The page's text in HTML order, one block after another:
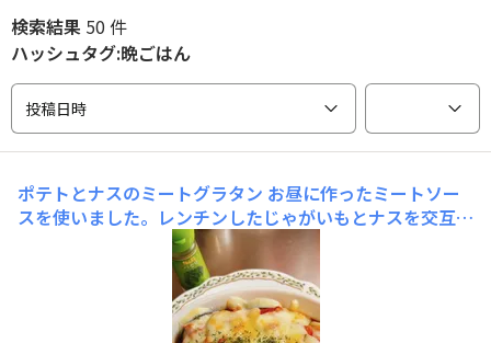
検索結果 50 件
ハッシュタグ:晩ごはん
投稿日時
ポテトとナスのミートグラタン お昼に作ったミートソー
スを使いました。レンチンしたじゃがいもとナスを交互に
グラタン皿に入れて、ミートソースをかけ、チーズをのせ